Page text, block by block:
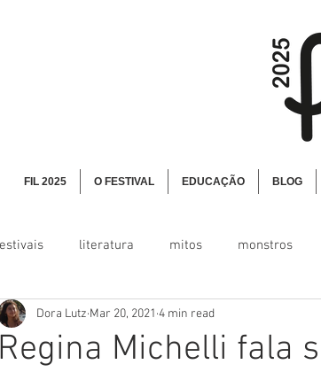
FIL 2025 O FESTIVAL EDUCAÇÃO BLOG
literatura mitos monstros
Regina Michelli fala
Dora Lutz Mar 20, 2021 4 min read